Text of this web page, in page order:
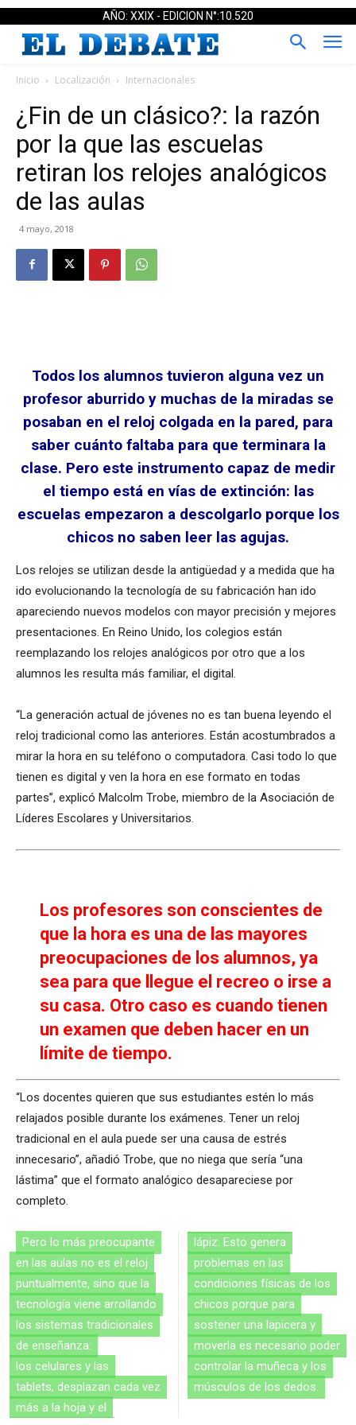
AÑO: XXIX - EDICION N°:10.520
Inicio Localización Internacionales
¿Fin de un clásico?: la razón
por la que las escuelas
retiran los relojes analógicos
de las aulas
4 mayo, 2018
Todos los alumnos tuvieron alguna vez un
profesor aburrido y muchas de la miradas se
posaban en el reloj colgada en la pared, para
saber cuánto faltaba para que terminara la
clase. Pero este instrumento capaz de medir
el tiempo está en vías de extinción: las
escuelas empezaron a descolgarlo porque los
chicos no saben leer las agujas.
Los relojes se utilizan desde la antigüedad y a medida que ha
ido evolucionando la tecnología de su fabricación han ido
apareciendo nuevos modelos con mayor precisión y mejores
presentaciones. En Reino Unido, los colegios están
reemplazando los relojes analógicos por otro que a los
alumnos les resulta más familiar, el digital.
“La generación actual de jóvenes no es tan buena leyendo el
reloj tradicional como las anteriores. Están acostumbrados a
mirar la hora en su teléfono o computadora. Casi todo lo que
tienen es digital y ven la hora en ese formato en todas
partes”, explicó Malcolm Trobe, miembro de la Asociación de
Líderes Escolares y Universitarios.
Los profesores son conscientes de
que la hora es una de las mayores
preocupaciones de los alumnos, ya
sea para que llegue el recreo o irse a
su casa. Otro caso es cuando tienen
un examen que deben hacer en un
límite de tiempo.
“Los docentes quieren que sus estudiantes estén lo más
relajados posible durante los exámenes. Tener un reloj
tradicional en el aula puede ser una causa de estrés
innecesario”, añadió Trobe, que no niega que sería “una
lástima” que el formato analógico desapareciese por
completo.
Pero lo más preocupante
en las aulas no es el reloj
puntualmente, sino que la
tecnología viene arrollando
los sistemas tradicionales
de enseñanza:
los celulares y las
tablets, desplazan cada vez
más a la hoja y el
lápiz. Esto genera
problemas en las
condiciones físicas de los
chicos porque para
sostener una lapicera y
moverla es necesario poder
controlar la muñeca y los
músculos de los dedos.